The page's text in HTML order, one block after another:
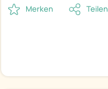
Merken Teilen